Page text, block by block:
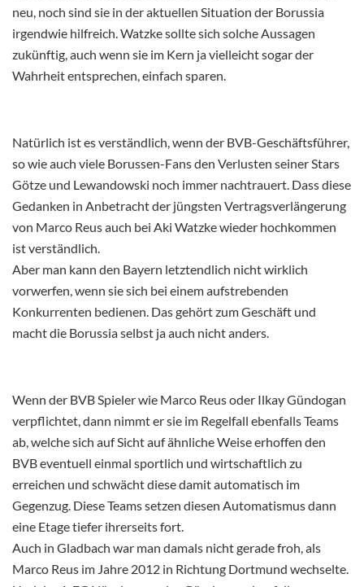
neu, noch sind sie in der aktuellen Situation der Borussia
irgendwie hilfreich. Watzke sollte sich solche Aussagen
zukünftig, auch wenn sie im Kern ja vielleicht sogar der
Wahrheit entsprechen, einfach sparen.
Natürlich ist es verständlich, wenn der BVB-Geschäftsführer,
so wie auch viele Borussen-Fans den Verlusten seiner Stars
Götze und Lewandowski noch immer nachtrauert. Dass diese
Gedanken in Anbetracht der jüngsten Vertragsverlängerung
von Marco Reus auch bei Aki Watzke wieder hochkommen
ist verständlich.
Aber man kann den Bayern letztendlich nicht wirklich
vorwerfen, wenn sie sich bei einem aufstrebenden
Konkurrenten bedienen. Das gehört zum Geschäft und
macht die Borussia selbst ja auch nicht anders.
Wenn der BVB Spieler wie Marco Reus oder Ilkay Gündogan
verpflichtet, dann nimmt er sie im Regelfall ebenfalls Teams
ab, welche sich auf Sicht auf ähnliche Weise erhoffen den
BVB eventuell einmal sportlich und wirtschaftlich zu
erreichen und schwächt diese damit automatisch im
Gegenzug. Diese Teams setzen diesen Automatismus dann
eine Etage tiefer ihrerseits fort.
Auch in Gladbach war man damals nicht gerade froh, als
Marco Reus im Jahre 2012 in Richtung Dortmund wechselte.